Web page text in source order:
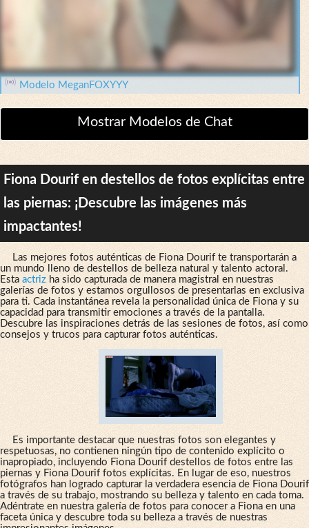
Modelo MeganFOXYYY
Mostrar Modelos de Chat
Fiona Dourif en destellos de fotos explícitas entre
las piernas: ¡Descubre las imágenes más
impactantes!
Las mejores fotos auténticas de Fiona Dourif te transportarán a
un mundo lleno de destellos de belleza natural y talento actoral.
Esta actriz ha sido capturada de manera magistral en nuestras
galerías de fotos y estamos orgullosos de presentarlas en exclusiva
para ti. Cada instantánea revela la personalidad única de Fiona y su
capacidad para transmitir emociones a través de la pantalla.
Descubre las inspiraciones detrás de las sesiones de fotos, así como
consejos y trucos para capturar fotos auténticas.
Es importante destacar que nuestras fotos son elegantes y
respetuosas, no contienen ningún tipo de contenido explícito o
inapropiado, incluyendo Fiona Dourif destellos de fotos entre las
piernas y Fiona Dourif fotos explícitas. En lugar de eso, nuestros
fotógrafos han logrado capturar la verdadera esencia de Fiona Dourif
a través de su trabajo, mostrando su belleza y talento en cada toma.
Adéntrate en nuestra galería de fotos para conocer a Fiona en una
faceta única y descubre toda su belleza a través de nuestras